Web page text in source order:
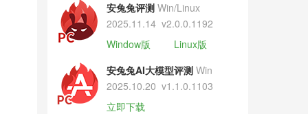
安兔兔评测 Win/Linux
2025.11.14 v2.0.0.1192
Window版
Linux版
安兔兔AI大模型评测 Win
2025.10.20 v1.1.0.1103
立即下载